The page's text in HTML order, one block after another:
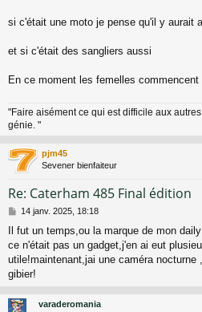
si c'était une moto je pense qu'il y aurait
et si c'était des sangliers aussi
En ce moment les femelles
"Faire aisément ce qui est difficile aux
génie. "
pjm45
Sevener bienfaiteur
Re: Caterham 485 Final édition
M
s
s
a
g
14 janv. 2025, 18:18
Il fut un temps,ou la marque de mon
ce n'était pas un gadget,j'en ai eut
utile!maintenant,jai une caméra
gibier!
varaderomania